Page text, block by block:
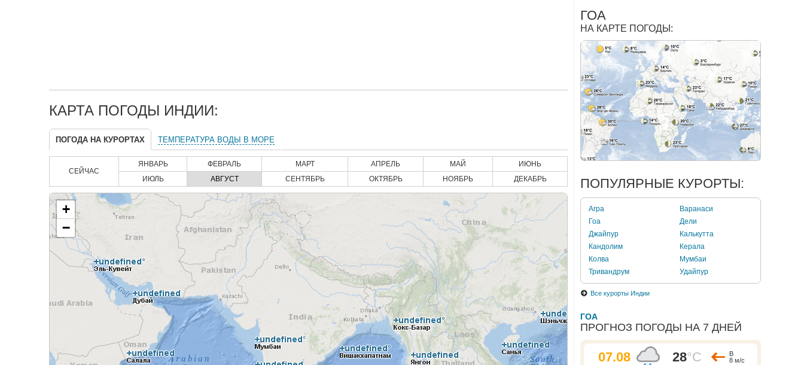
КАРТА ПОГОДЫ ИНДИИ:
ПОГОДА НА КУРОРТАХ ТЕМПЕРАТУРА ВОДЫ В МОРЕ
СЕЙЧАС
ЯНВАРЬ ФЕВРАЛЬ МАРТ АПРЕЛЬ МАЙ
ИЮНЬ
ИЮЛЬ
АВГУСТ СЕНТЯБРЬ ОКТЯБРЬ НОЯБРЬ ДЕКАБРЬ
ГОА
НА КАРТЕ ПОГОДЫ:
ПОПУЛЯРНЫЕ КУРОРТЫ:
Агра
Варанаси
Гоа
Дели
Джайпур
Калькутта
Кандолим
Керала
Колва
Мумбаи
Тривандрум
Удайпур
Все курорты Индии
ГОА
ПРОГНОЗ ПОГОДЫ НА 7 ДНЕЙ
07.08 28°C
В
8 м/с